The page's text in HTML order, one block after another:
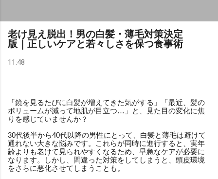
老け見え脱出！男の白髪・薄毛対策決定
版｜正しいケアと若々しさを保つ食事術
11:48
「鏡を見るたびに白髪が増えてきた気がする」「最近、髪の
ボリュームが減って地肌が目立つ…」と、見た目の変化に焦
りを感じていませんか？
30代後半から40代以降の男性にとって、白髪と薄毛は避けて
通れない大きな悩みです。これらが同時に進行すると、実年
齢よりも老けて見られやすくなるため、早急なケアが必要に
なります。しかし、間違った対策をしてしまうと、頭皮環境
をさらに悪化させてしまうことも。